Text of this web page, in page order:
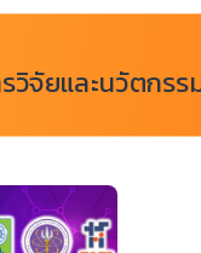
จัยและนวัตกรร